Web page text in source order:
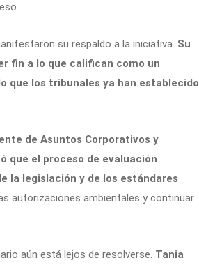
su respaldo a la iniciativa. Su
fin a lo que califican como un
que los tribunales ya han establecido
de Asuntos Corporativos y
que el proceso de evaluación
la legislación y de los estándares
autorizaciones ambientales y continuar
aún está lejos de resolverse. Tania